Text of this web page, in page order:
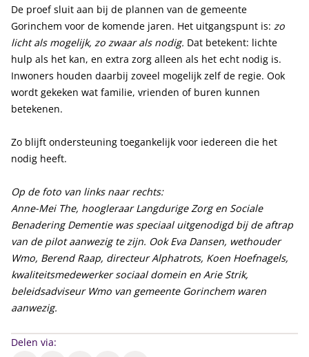
De proef sluit aan bij de plannen van de gemeente
Gorinchem voor de komende jaren. Het uitgangspunt is: zo
licht als mogelijk, zo zwaar als nodig. Dat betekent: lichte
hulp als het kan, en extra zorg alleen als het echt nodig is.
Inwoners houden daarbij zoveel mogelijk zelf de regie. Ook
wordt gekeken wat familie, vrienden of buren kunnen
betekenen.
Zo blijft ondersteuning toegankelijk voor iedereen die het
nodig heeft.
Op de foto van links naar rechts:
Anne-Mei The, hoogleraar Langdurige Zorg en Sociale
Benadering Dementie was speciaal uitgenodigd bij de aftrap
van de pilot aanwezig te zijn. Ook Eva Dansen, wethouder
Wmo, Berend Raap, directeur Alphatrots, Koen Hoefnagels,
kwaliteitsmedewerker sociaal domein en Arie Strik,
beleidsadviseur Wmo van gemeente Gorinchem waren
aanwezig.
Delen via: